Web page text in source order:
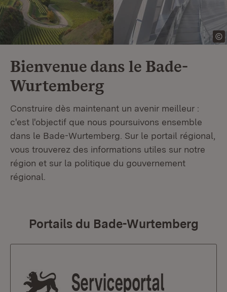
Bienvenue dans le Bade-
Wurtemberg
Construire dès maintenant un avenir meilleur :
c'est l'objectif que nous poursuivons ensemble
dans le Bade-Wurtemberg. Sur le portail régional,
vous trouverez des informations utiles sur notre
région et sur la politique du gouvernement
régional.
Portails du Bade-Wurtemberg